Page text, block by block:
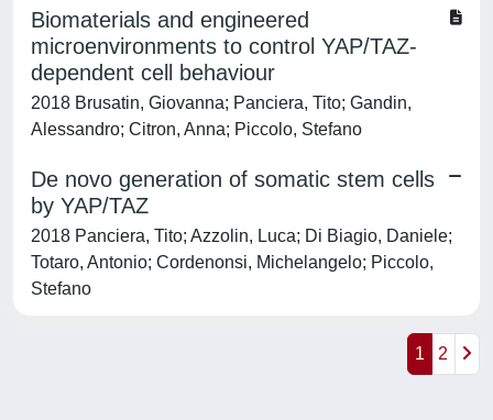
Biomaterials and engineered
microenvironments to control YAP/TAZ-
dependent cell behaviour
2018 Brusatin, Giovanna; Panciera, Tito; Gandin,
Alessandro; Citron, Anna; Piccolo, Stefano
De novo generation of somatic stem cells
by YAP/TAZ
2018 Panciera, Tito; Azzolin, Luca; Di Biagio, Daniele;
Totaro, Antonio; Cordenonsi, Michelangelo; Piccolo,
Stefano
1 2